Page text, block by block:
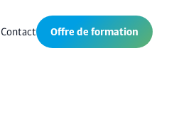
Contact Offre de formation